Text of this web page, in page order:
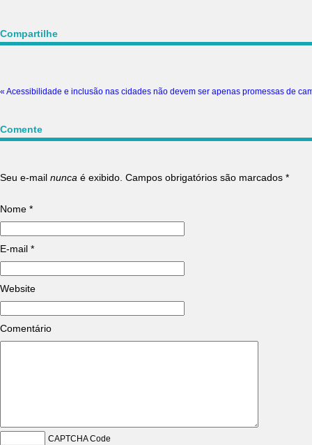
Compartilhe
« Acessibilidade e inclusão nas cidades não devem ser apenas promessas de
Comente
Seu e-mail nunca é exibido. Campos obrigatórios são marcados *
Nome *
E-mail *
Website
Comentário
CAPTCHA Code